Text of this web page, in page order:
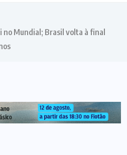
no Mundial; Brasil volta à final